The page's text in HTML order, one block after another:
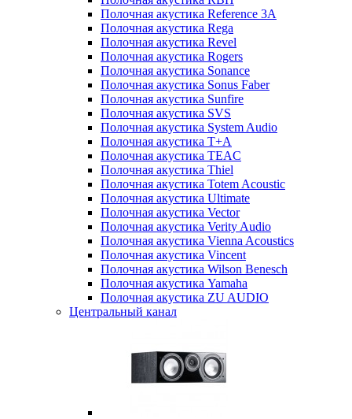
Полочная акустика Reference 3A
Полочная акустика Rega
Полочная акустика Revel
Полочная акустика Rogers
Полочная акустика Sonance
Полочная акустика Sonus Faber
Полочная акустика Sunfire
Полочная акустика SVS
Полочная акустика System Audio
Полочная акустика T+A
Полочная акустика TEAC
Полочная акустика Thiel
Полочная акустика Totem Acoustic
Полочная акустика Ultimate
Полочная акустика Vector
Полочная акустика Verity Audio
Полочная акустика Vienna Acoustics
Полочная акустика Vincent
Полочная акустика Wilson Benesch
Полочная акустика Yamaha
Полочная акустика ZU AUDIO
Центральный канал